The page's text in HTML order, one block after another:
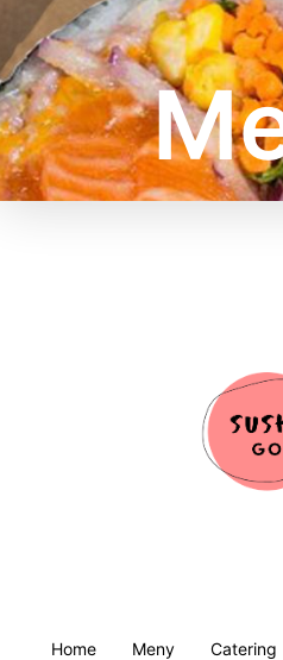
En
Home Meny Catering